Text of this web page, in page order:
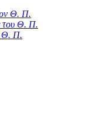
Θ. Π.
του Θ. Π.
Θ. Π.